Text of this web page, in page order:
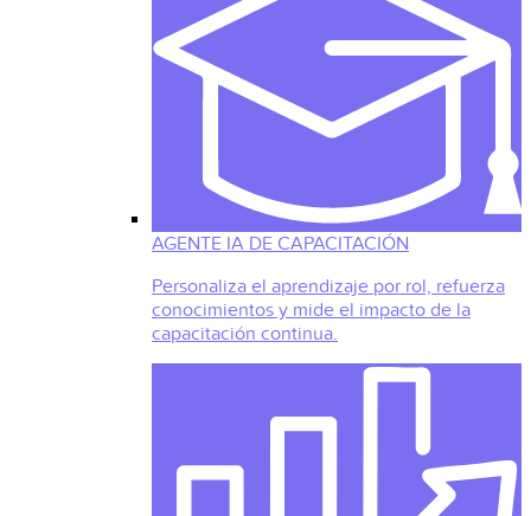
AGENTE IA DE CAPACITACIÓN
Personaliza el aprendizaje por rol, refuerza
conocimientos y mide el impacto de la
capacitación continua.